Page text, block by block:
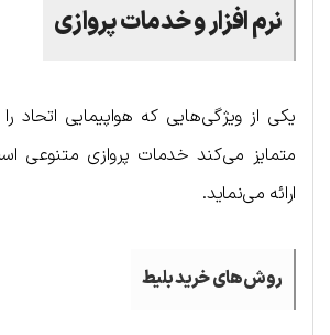
نرم افزار و خدمات پروازی
یکی از ویژگی‌هایی که هواپیمایی اتحاد را
متمایز می‌کند خدمات پروازی متنوعی
ارائه می‌نماید.
روش‌های خرید بلیط